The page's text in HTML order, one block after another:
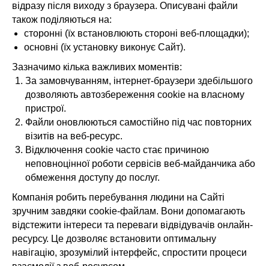
відразу після виходу з браузера. Описувані файли
також поділяються на:
сторонні (їх встановлюють стороні веб-площадки);
основні (їх установку виконує Сайт).
Зазначимо кілька важливих моментів:
За замовчуванням, інтернет-браузери здебільшого
дозволяють автозбереження cookie на власному
пристрої.
Файли оновлюються самостійно під час повторних
візитів на веб-ресурс.
Відключення cookie часто стає причиною
неповноцінної роботи сервісів веб-майданчика або
обмеження доступу до послуг.
Компанія робить перебування людини на Сайті
зручним завдяки cookie-файлам. Вони допомагають
відстежити інтереси та переваги відвідувачів онлайн-
ресурсу. Це дозволяє встановити оптимальну
навігацію, зрозумілий інтерфейс, спростити процеси